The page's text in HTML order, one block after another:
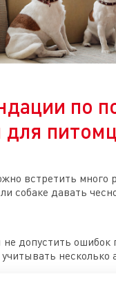
по
для
встретить много
собаке давать
не допустить ошибок
несколько